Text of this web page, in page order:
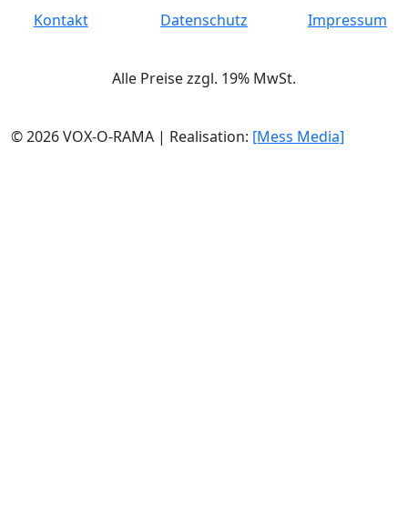
Kontakt
Datenschutz Impressum
Alle Preise zzgl. 19% MwSt.
© 2026 VOX-O-RAMA | Realisation: [Mess Media]